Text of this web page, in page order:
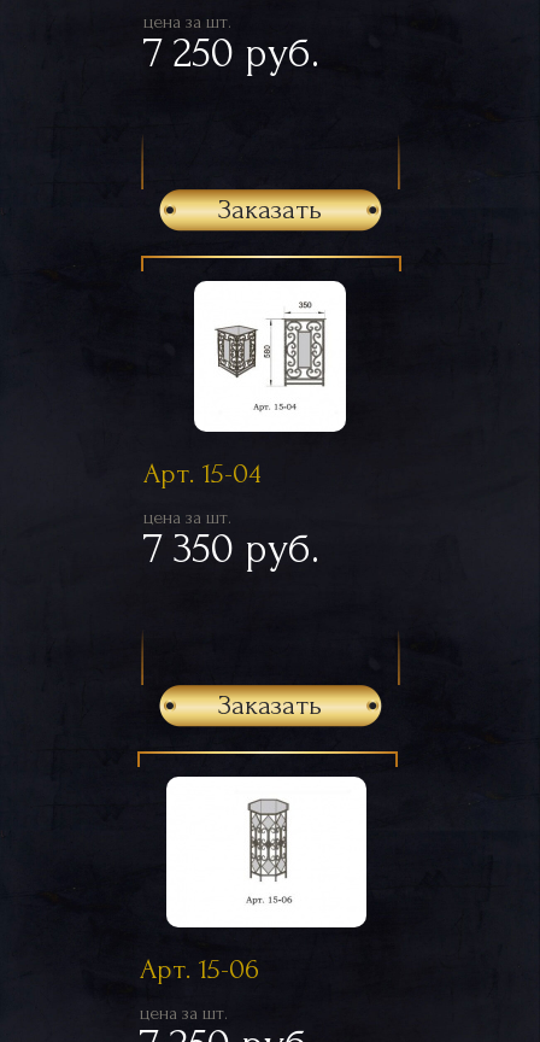
цена за шт.
7 250 руб.
Заказать
Арт. 15-04
цена за шт.
7 350 руб.
Заказать
Арт. 15-06
цена за шт.